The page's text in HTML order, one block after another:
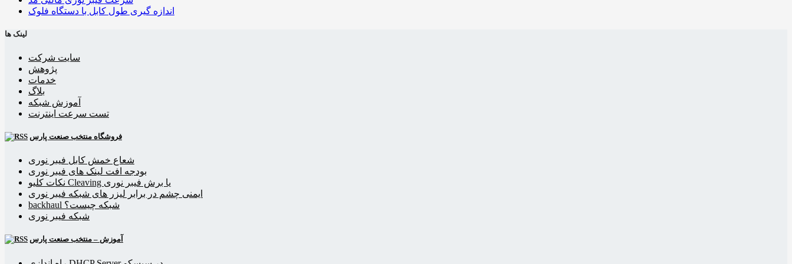
اندازه گیری طول کابل با دستگاه فلوک
لینک ها
سایت شرکت
پژوهش
خدمات
بلاگ
آموزش شبکه
تست سرعت اینترنت
فروشگاه منتخب صنعت پارس
شعاع خمش کابل فیبر نوری
بودجه افت لینک های فیبر نوری
نکات کلیو Cleaving یا برش فیبر نوری
ایمنی چشم در برابر لیزر های شبکه فیبر نوری
backhaul شبکه چیست؟
شبکه فیبر نوری
آموزش – منتخب صنعت پارس